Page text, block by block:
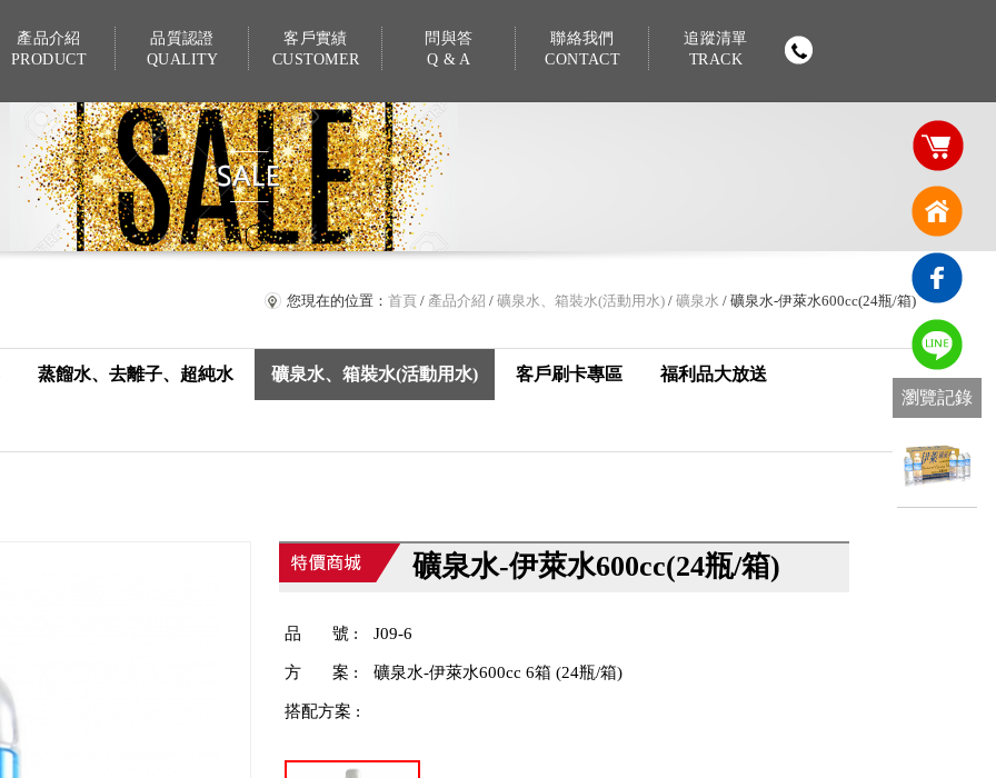
產品介紹
PRODUCT
品質認證
QUALITY
客戶實績
CUSTOMER
問與答
Q & A
聯絡我們
CONTACT
追蹤清單
TRACK
瀏覽記錄
SCROLL DOWN
↓
您現在的位置： 首頁 / 產品介紹 / 礦泉水、箱裝水(活動用水) / 礦泉水 / 礦泉水-伊萊水600cc(24瓶/箱)
蒸餾水、去離子、超純水 礦泉水、箱裝水(活動用水) 客戶刷卡專區 福利品大放送
礦泉水-伊萊水600cc(24瓶/箱)
品 號 : J09-6
方 案 : 礦泉水-伊萊水600cc 6箱 (24瓶/箱)
搭配方案 :